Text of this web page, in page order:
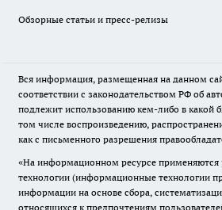
Обзорные статьи и пресс-релизы
Вся информация, размещенная на данном
соответствии с законодательством РФ об
подлежит использованию кем-либо в какой
том числе воспроизведению,
как с письменного разрешения
«На информационном ресурсе применяются
технологии (информационные технологии
информации на основе сбора,
относящихся к предпочтениям